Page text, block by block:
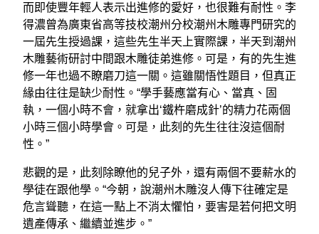
而即使豐年輕人表示出進修的愛好，也很難有耐性。李
得濃曾為廣東省高等技校潮州分校潮州木雕專門研究的
一屆先生授過課，這些先生半天上實際課，半天到潮州
木雕藝術研討中間跟木雕徒弟進修。可是，有的先生進
修一年也過不瞭磨刀這一關。這雖關悟性題目，但真正
緣由往往是缺少耐性。“學手藝應當有心、當真、固
執，一個小時不會，就拿出‘鐵杵磨成針’的精力花兩個
小時三個小時學會。可是，此刻的先生往往沒這個耐
性。”
悲觀的是，此刻除瞭他的兒子外，還有兩個不要薪水的
學徒在跟他學。“今朝，說潮州木雕沒人傳下往確定是
危言聳聽，在這一點上不消太懼怕，要害是若何把文明
遺產傳承、繼續並進步。”